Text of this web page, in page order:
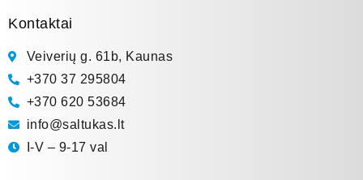
Kontaktai
Veiverių g. 61b, Kaunas
+370 37 295804
+370 620 53684
info@saltukas.lt
I-V – 9-17 val